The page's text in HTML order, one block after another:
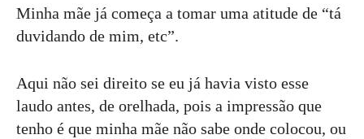
Minha mãe já começa a tomar uma atitude de “tá
duvidando de mim, etc”.
Aqui não sei direito se eu já havia visto esse
laudo antes, de orelhada, pois a impressão que
tenho é que minha mãe não sabe onde colocou, ou